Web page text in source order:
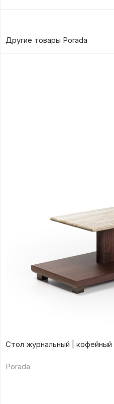
Другие товары Porada
Стол журнальный | кофейный
Porada